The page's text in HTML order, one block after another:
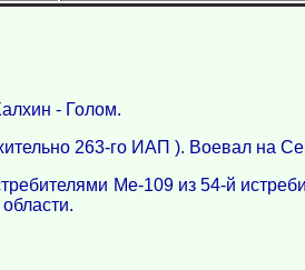
- Голом.
263-го ИАП ). Воевал на
Mе-109 из 54-й